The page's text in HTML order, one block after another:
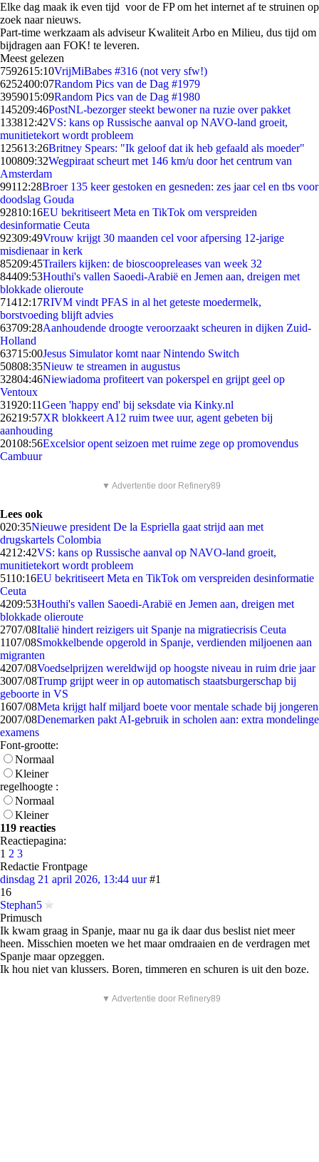
Elke dag maak ik even tijd voor de FP om het internet af te struinen op
zoek naar nieuws.
Part-time werkzaam als adviseur Kwaliteit Arbo en Milieu, dus tijd om
bijdragen aan FOK! te leveren.
Meest gelezen
7592615:10VrijMiBabes #316 (not very sfw!)
6252400:07Random Pics van de Dag #1979
3959015:09Random Pics van de Dag #1980
145209:46PostNL-bezorger steekt bewoner na ruzie over pakket
133812:42VS: kans op Russische aanval op NAVO-land groeit,
munitietekort wordt probleem
125613:26Britney Spears: "Ik geloof dat ik heb gefaald als moeder"
100809:32Wegpiraat scheurt met 146 km/u door het centrum van
Amsterdam
99112:28Broer 135 keer gestoken en gesneden: zes jaar cel en tbs voor
doodslag Gouda
92810:16EU bekritiseert Meta en TikTok om verspreiden
desinformatie Ceuta
92309:49Vrouw krijgt 30 maanden cel voor afpersing 12-jarige
misdienaar in kerk
85209:45Trailers kijken: de bioscoopreleases van week 32
84409:53Houthi's vallen Saoedi-Arabië en Jemen aan, dreigen met
blokkade olieroute
71412:17RIVM vindt PFAS in al het geteste moedermelk,
borstvoeding blijft advies
63709:28Aanhoudende droogte veroorzaakt scheuren in dijken Zuid-
Holland
63715:00Jesus Simulator komt naar Nintendo Switch
50808:35Nieuw te streamen in augustus
32804:46Niewiadoma profiteert van pokerspel en grijpt geel op
Ventoux
31920:11Geen 'happy end' bij seksdate via Kinky.nl
26219:57XR blokkeert A12 ruim twee uur, agent gebeten bij
aanhouding
20108:56Excelsior opent seizoen met ruime zege op promovendus
Cambuur
▼ Advertentie door Refinery89
Lees ook
020:35Nieuwe president De la Espriella gaat strijd aan met
drugskartels Colombia
4212:42VS: kans op Russische aanval op NAVO-land groeit,
munitietekort wordt probleem
5110:16EU bekritiseert Meta en TikTok om verspreiden desinformatie
Ceuta
4209:53Houthi's vallen Saoedi-Arabië en Jemen aan, dreigen met
blokkade olieroute
2707/08Italië hindert reizigers uit Spanje na migratiecrisis Ceuta
1107/08Smokkelbende opgerold in Spanje, verdienden miljoenen aan
migranten
4207/08Voedselprijzen wereldwijd op hoogste niveau in ruim drie jaar
3007/08Trump grijpt weer in op automatisch staatsburgerschap bij
geboorte in VS
1607/08Meta krijgt half miljard boete voor mentale schade bij jongeren
2007/08Denemarken pakt AI-gebruik in scholen aan: extra mondelinge
examens
Font-grootte:
Normaal
Kleiner
regelhoogte :
Normaal
Kleiner
119 reacties
Reactiepagina:
1 2 3
Redactie Frontpage
dinsdag 21 april 2026, 13:44 uur #1
16
Stephan5
Primusch
Ik kwam graag in Spanje, maar nu ga ik daar dus beslist niet meer
heen. Misschien moeten we het maar omdraaien en de verdragen met
Spanje maar opzeggen.
Ik hou niet van klussers. Boren, timmeren en schuren is uit den boze.
▼ Advertentie door Refinery89